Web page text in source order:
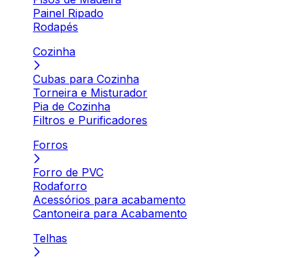
Painel Ripado
Rodapés
Cozinha
Cubas para Cozinha
Torneira e Misturador
Pia de Cozinha
Filtros e Purificadores
Forros
Forro de PVC
Rodaforro
Acessórios para acabamento
Cantoneira para Acabamento
Telhas